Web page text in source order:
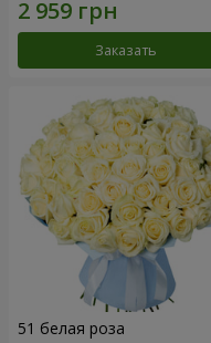
Заказать
51 белая роза